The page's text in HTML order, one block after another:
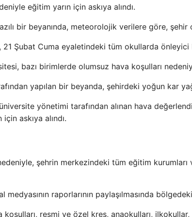
eğitim yarın için askıya alındı.
bir beyanında, meteorolojik verilere göre,
21 Şubat Cuma eyaletindeki tüm okullarda
bazı birimlerde olumsuz hava koşulları
yapılan bir beyanda, şehirdeki yoğun kar
yönetimi tarafından alınan hava
için askıya alındı.
nedeniyle, şehrin merkezindeki tüm eğitim
medyasının raporlarının paylaşılmasında
koşulları, resmi ve özel kreş, anaokulları,